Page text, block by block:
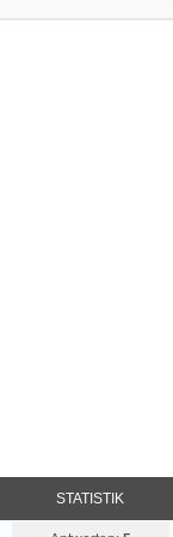
STATISTIK